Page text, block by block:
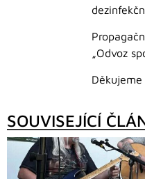
„Odvoz
SOUVISEJÍCÍ